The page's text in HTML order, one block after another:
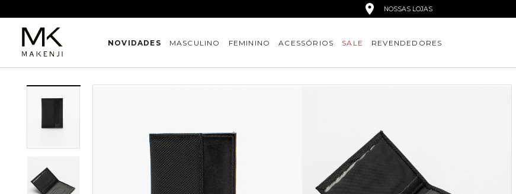
NOSSAS LOJAS
NOVIDADES MASCULINO FEMININO ACESSÓRIOS SALE REVENDEDORES